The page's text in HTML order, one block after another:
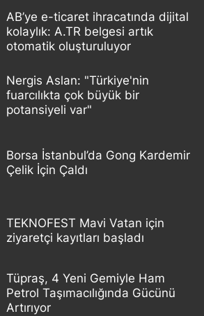
AB’ye e-ticaret ihracatında dijital
kolaylık: A.TR belgesi artık
otomatik oluşturuluyor
Nergis Aslan: "Türkiye'nin
fuarcılıkta çok büyük bir
potansiyeli var"
Borsa İstanbul’da Gong Kardemir
Çelik İçin Çaldı
TEKNOFEST Mavi Vatan için
ziyaretçi kayıtları başladı
Tüpraş, 4 Yeni Gemiyle Ham
Petrol Taşımacılığında Gücünü
Artırıyor